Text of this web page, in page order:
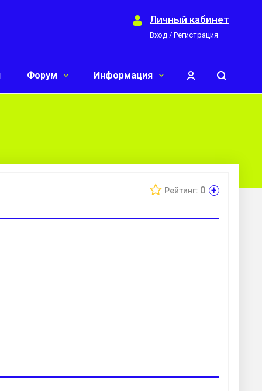
Личный кабинет
Вход / Регистрация
Форум Информация
Рейтинг: 0 +